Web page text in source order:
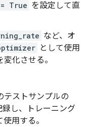
True を設定して直
など、オ
として使用
化させる。
テストサンプルの
録し、トレーニング
用する。